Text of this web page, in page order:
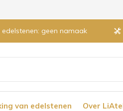
van edelstenen Over
edelstenen: geen namaak